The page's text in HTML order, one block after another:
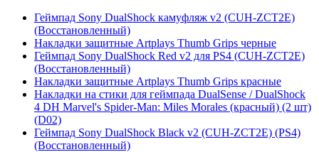
Геймпад Sony DualShock камуфляж v2 (CUH-ZCT2E)
(Восстановленный)
Накладки защитные Artplays Thumb Grips черные
Геймпад Sony DualShock Red v2 для PS4 (CUH-ZCT2E)
(Восстановленный)
Накладки защитные Artplays Thumb Grips красные
Накладки на стики для геймпада DualSense / DualShock
4 DH Marvel's Spider-Man: Miles Morales (красный) (2 шт)
(D02)
Геймпад Sony DualShock Black v2 (CUH-ZCT2E) (PS4)
(Восстановленный)